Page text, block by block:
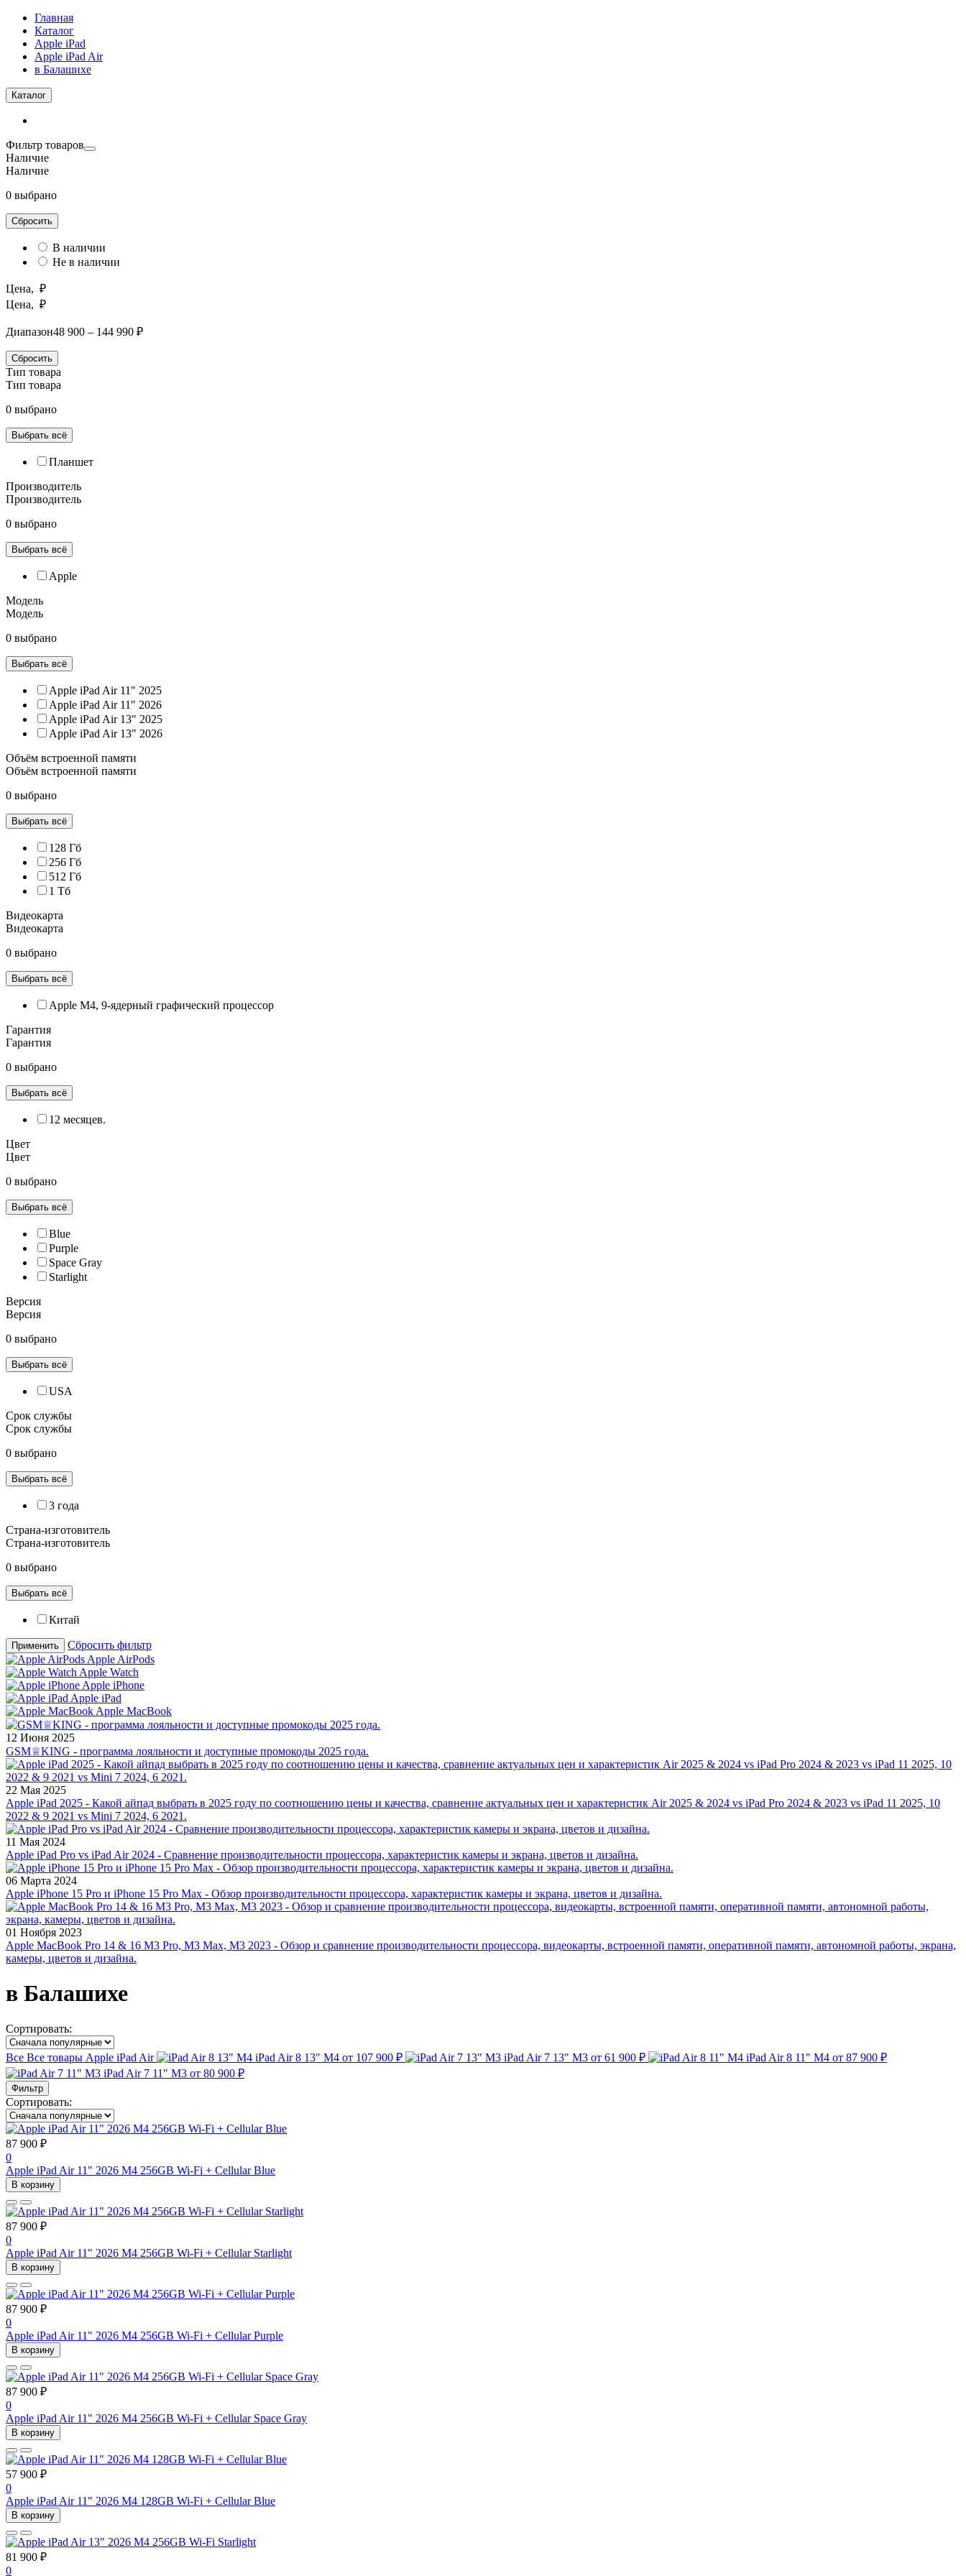
Главная
Каталог
Apple iPad
Apple iPad Air
в Балашихе
Каталог
Фильтр товаров
Наличие
Наличие
0 выбрано
Сбросить
В наличии
Не в наличии
Цена, ₽
Цена, ₽
Диапазон48 900 – 144 990 ₽
Сбросить
Тип товара
Тип товара
0 выбрано
Выбрать всё
Планшет
Производитель
Производитель
0 выбрано
Выбрать всё
Apple
Модель
Модель
0 выбрано
Выбрать всё
Apple iPad Air 11" 2025
Apple iPad Air 11" 2026
Apple iPad Air 13" 2025
Apple iPad Air 13" 2026
Объём встроенной памяти
Объём встроенной памяти
0 выбрано
Выбрать всё
128 Гб
256 Гб
512 Гб
1 Тб
Видеокарта
Видеокарта
0 выбрано
Выбрать всё
Apple M4, 9‑ядерный графический процессор
Гарантия
Гарантия
0 выбрано
Выбрать всё
12 месяцев.
Цвет
Цвет
0 выбрано
Выбрать всё
Blue
Purple
Space Gray
Starlight
Версия
Версия
0 выбрано
Выбрать всё
USA
Срок службы
Срок службы
0 выбрано
Выбрать всё
3 года
Страна-изготовитель
Страна-изготовитель
0 выбрано
Выбрать всё
Китай
Применить
Сбросить фильтр
Apple AirPods
Apple Watch
Apple iPhone
Apple iPad
Apple MacBook
12 Июня 2025
GSM♕KING - программа лояльности и доступные промокоды 2025 года.
22 Мая 2025
Apple iPad 2025 - Какой айпад выбрать в 2025 году по соотношению цены и качества, сравнение актуальных цен и характеристик Air 2025 & 2024 vs iPad Pro 2024 & 2023 vs iPad 11 2025, 10
2022 & 9 2021 vs Mini 7 2024, 6 2021.
11 Мая 2024
Apple iPad Pro vs iPad Air 2024 - Сравнение производительности процессора, характеристик камеры и экрана, цветов и дизайна.
06 Марта 2024
Apple iPhone 15 Pro и iPhone 15 Pro Max - Обзор производительности процессора, характеристик камеры и экрана, цветов и дизайна.
01 Ноября 2023
Apple MacBook Pro 14 & 16 M3 Pro, M3 Max, M3 2023 - Обзор и сравнение производительности процессора, видеокарты, встроенной памяти, оперативной памяти, автономной работы, экрана,
камеры, цветов и дизайна.
в Балашихе
Сортировать:
Все Все товары Apple iPad Air iPad Air 8 13" M4 от 107 900 ₽ iPad Air 7 13" M3 от 61 900 ₽ iPad Air 8 11" M4 от 87 900 ₽
iPad Air 7 11" M3 от 80 900 ₽
Фильтр
Сортировать:
87 900 ₽
0
Apple iPad Air 11" 2026 M4 256GB Wi-Fi + Cellular Blue
В корзину
87 900 ₽
0
Apple iPad Air 11" 2026 M4 256GB Wi-Fi + Cellular Starlight
В корзину
87 900 ₽
0
Apple iPad Air 11" 2026 M4 256GB Wi-Fi + Cellular Purple
В корзину
87 900 ₽
0
Apple iPad Air 11" 2026 M4 256GB Wi-Fi + Cellular Space Gray
В корзину
57 900 ₽
0
Apple iPad Air 11" 2026 M4 128GB Wi-Fi + Cellular Blue
В корзину
81 900 ₽
0